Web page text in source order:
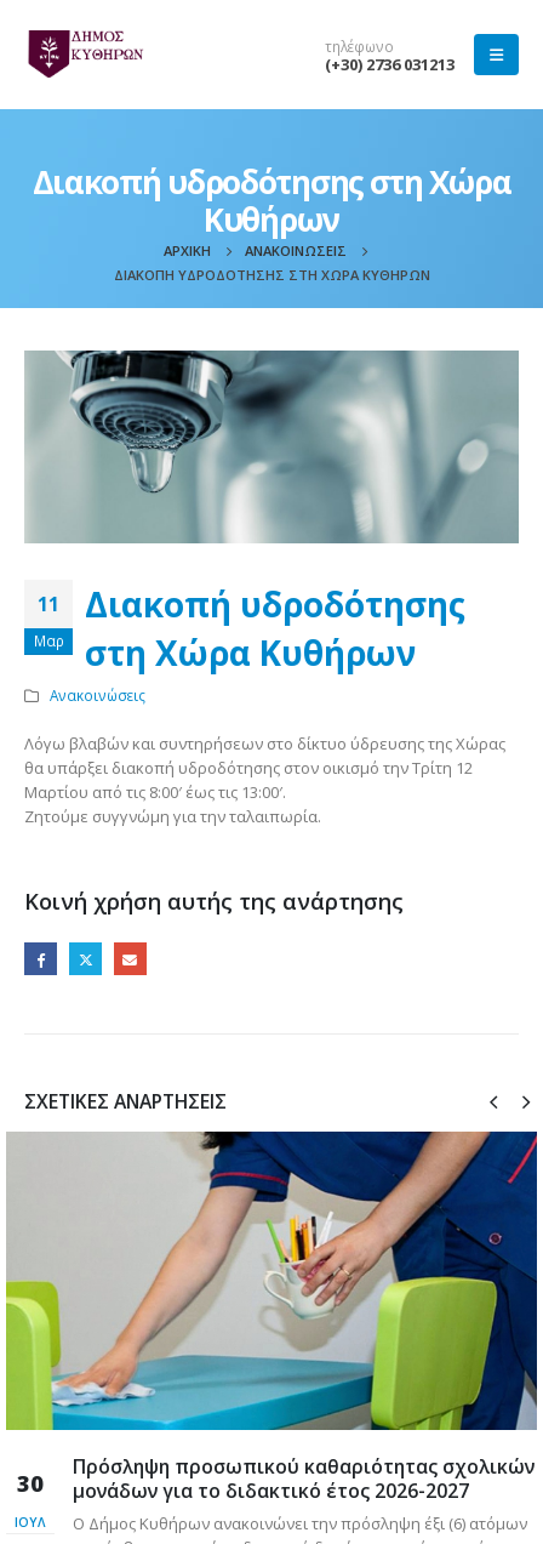
τηλέφωνο
(+30) 2736 031213
Διακοπή υδροδότησης στη Χώρα
Κυθήρων
ΑΡΧΙΚΉ
ΑΝΑΚΟΙΝΏΣΕΙΣ
ΔΙΑΚΟΠΉ ΥΔΡΟΔΌΤΗΣΗΣ ΣΤΗ ΧΏΡΑ ΚΥΘΉΡΩΝ
11
Μαρ
Διακοπή υδροδότησης
στη Χώρα Κυθήρων
Ανακοινώσεις
Λόγω βλαβών και συντηρήσεων στο δίκτυο ύδρευσης της Χώρας
θα υπάρξει διακοπή υδροδότησης στον οικισμό την Τρίτη 12
Μαρτίου από τις 8:00′ έως τις 13:00′.
Ζητούμε συγγνώμη για την ταλαιπωρία.
Κοινή χρήση αυτής της ανάρτησης
ΣΧΕΤΙΚΈΣ ΑΝΑΡΤΉΣΕΙΣ
30
ΙΟΎΛ
Πρόσληψη προσωπικού καθαριότητας σχολικών
μονάδων για το διδακτικό έτος 2026-2027
Ο Δήμος Κυθήρων ανακοινώνει την πρόσληψη έξι (6) ατόμων